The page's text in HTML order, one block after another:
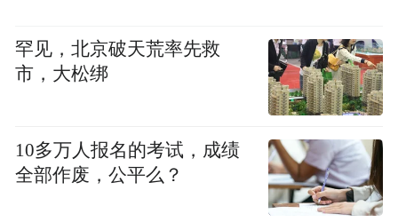
罕见，北京破天荒率先救
市，大松绑
10多万人报名的考试，成绩
全部作废，公平么？